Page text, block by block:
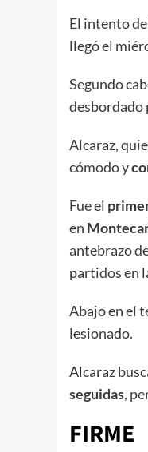
El intento
llegó el
Segundo
desbordado
Alcaraz,
cómodo y
Fue el
en
antebrazo
partidos en
Abajo en el
lesionado.
Alcaraz
seguidas,
FIRME